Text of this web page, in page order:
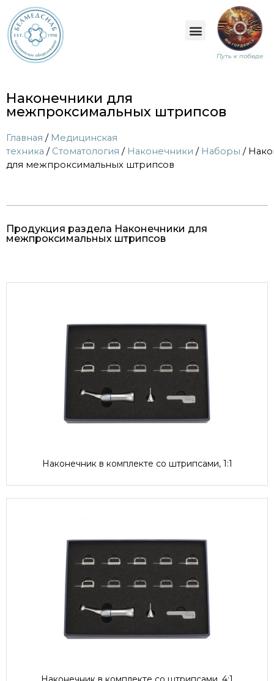
Путь к победе
Наконечники для
межпроксимальных штрипсов
Главная / Медицинская
техника / Стоматология / Наконечники / Наборы /
для межпроксимальных штрипсов
Продукция раздела Наконечники для
межпроксимальных штрипсов
Наконечник в комплекте со штрипсами, 1:1